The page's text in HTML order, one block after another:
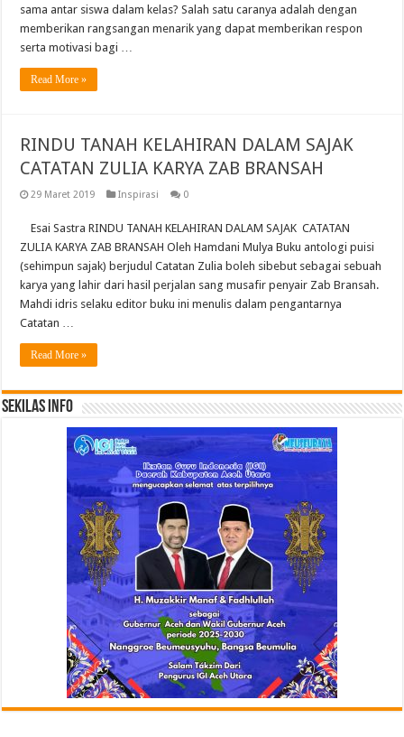
sama antar siswa dalam kelas? Salah satu caranya adalah dengan
memberikan rangsangan menarik yang dapat memberikan respon
serta motivasi bagi …
Read More »
RINDU TANAH KELAHIRAN DALAM SAJAK
CATATAN ZULIA KARYA ZAB BRANSAH
29 Maret 2019 Inspirasi 0
Esai Sastra RINDU TANAH KELAHIRAN DALAM SAJAK CATATAN
ZULIA KARYA ZAB BRANSAH Oleh Hamdani Mulya Buku antologi puisi
(sehimpun sajak) berjudul Catatan Zulia boleh sibebut sebagai sebuah
karya yang lahir dari hasil perjalan sang musafir penyair Zab Bransah.
Mahdi idris selaku editor buku ini menulis dalam pengantarnya
Catatan …
Read More »
Sekilas Info